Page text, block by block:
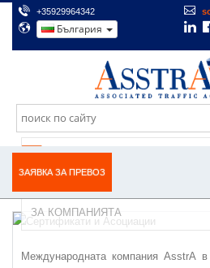
+35929964342
България
ЗАЯВКА ЗА ПРЕВОЗ
СЕРТИФИКАТИ И
ЗА КОМПАНИЯТА
Международната компания AsstrA в